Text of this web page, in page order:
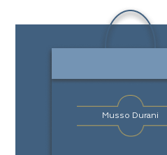
Musso Durani